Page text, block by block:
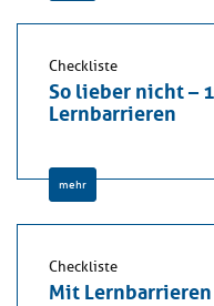
Checkliste
So lieber nicht –
Lernbarrieren
mehr
Checkliste
Mit